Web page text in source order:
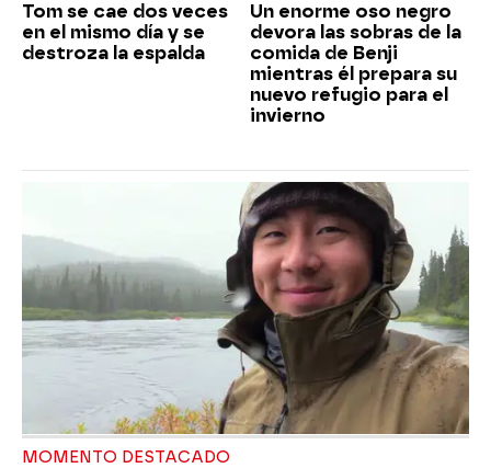
Tom se cae dos veces
en el mismo día y se
destroza la espalda
Un enorme oso negro
devora las sobras de la
comida de Benji
mientras él prepara su
nuevo refugio para el
invierno
MOMENTO DESTACADO